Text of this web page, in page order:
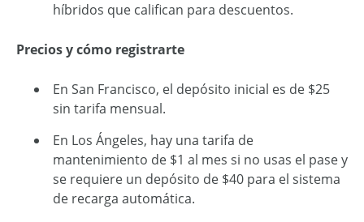
híbridos que califican para descuentos.
Precios y cómo registrarte
En San Francisco, el depósito inicial es de $25
sin tarifa mensual.
En Los Ángeles, hay una tarifa de
mantenimiento de $1 al mes si no usas el pase y
se requiere un depósito de $40 para el sistema
de recarga automática.